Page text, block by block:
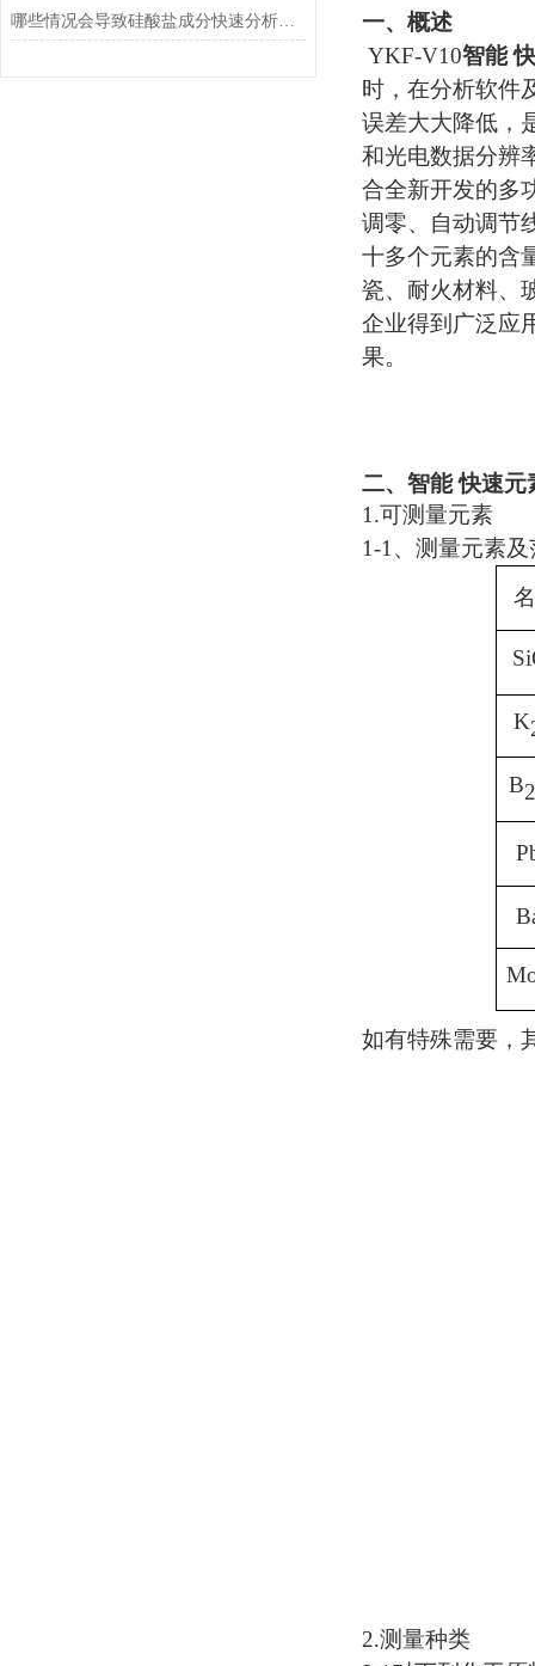
哪些情况会导致硅酸盐成分快速分析仪测定结果不准确？
一、概述
YKF-V10智能
时，在分析软件
误差大大降低，
和光电数据分辨
合全新开发的多
调零、自动调节
十多个元素的含
瓷、耐火材料、
企业得到广泛应
果。
二、 智能 快速元
1.可测量元素
1-1 、测量元素及
K
B2
如有特殊需要，
2.测量种类